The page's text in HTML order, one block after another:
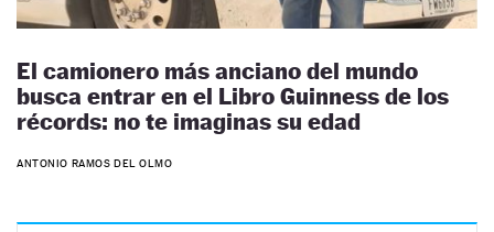
El camionero más anciano del mundo
busca entrar en el Libro Guinness de los
récords: no te imaginas su edad
ANTONIO RAMOS DEL OLMO